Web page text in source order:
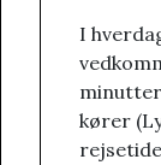
I
kører